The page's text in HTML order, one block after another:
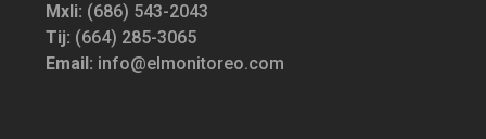
Mxli: (686) 543-2043
Tij: (664) 285-3065
Email: info@elmonitoreo.com